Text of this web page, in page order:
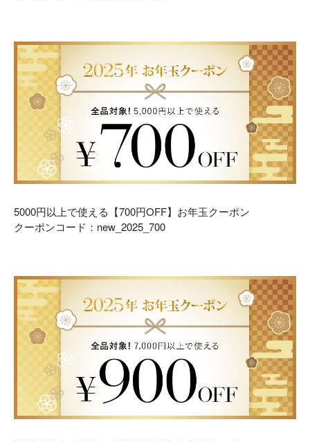
5000円以上で使える【700円OFF】 お年玉クーポン
クーポンコード：new_2025_700